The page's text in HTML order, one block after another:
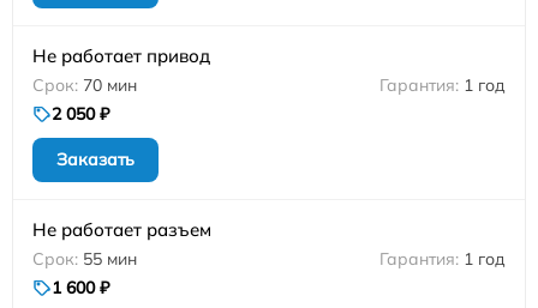
Не работает привод
70 мин
1 год
2 050 ₽
Заказать
Не работает разъем
55 мин
1 год
1 600 ₽